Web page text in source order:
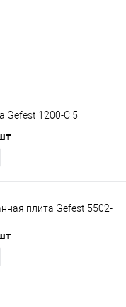
Gefest 1200-С 5
плита Gefest 5502-